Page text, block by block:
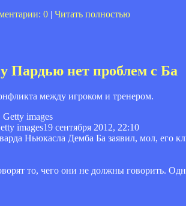
0 | Читать полностью
Пардью нет проблем с Ба
между игроком и тренером.
images19 сентября 2012, 22:10
Ньюкасла Демба Ба заявил, мол, его
то, чего они не должны говорить.